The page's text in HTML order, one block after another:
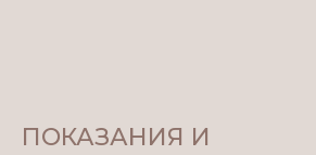
ПОКАЗАНИЯ И